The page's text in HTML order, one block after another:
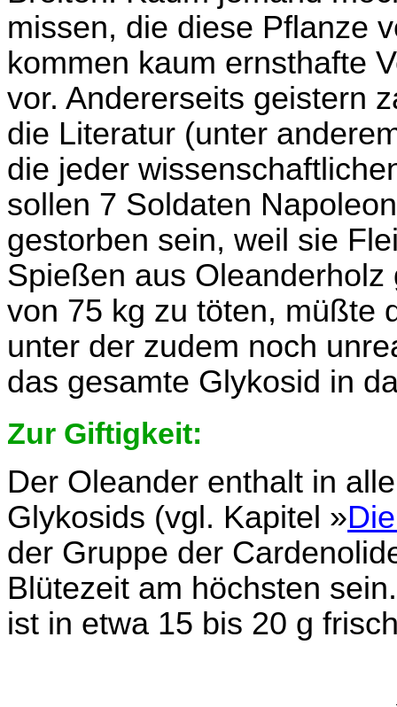
missen, die diese Pflanze
kommen kaum ernsthafte
vor. Andererseits geistern
die Literatur (unter
die jeder
sollen 7 Soldaten
gestorben sein, weil sie
Spießen aus
von 75 kg zu töten, müßte
unter der zudem noch
das gesamte Glykosid in
Zur Giftigkeit:
Der Oleander enthalt in
Glykosids (vgl. Kapitel »
der Gruppe der
Blütezeit am höchsten
ist in etwa 15 bis 20 g